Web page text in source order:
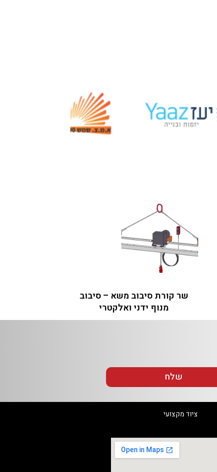
שר קורת סיבוב משא – סיבוב
מנוף ידני ואלקטרי
שלח
ציוד מקצועי